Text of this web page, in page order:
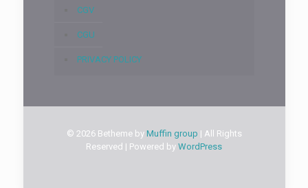
CGV
CGU
PRIVACY POLICY
© 2026 Betheme by Muffin group | All Rights
Reserved | Powered by WordPress